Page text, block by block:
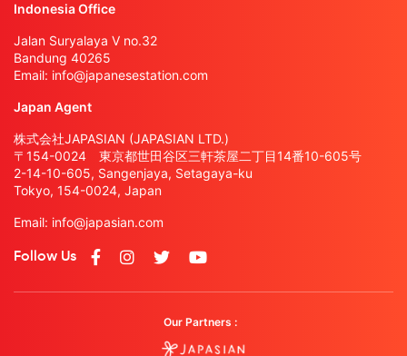
Indonesia Office
Jalan Suryalaya V no.32
Bandung 40265
Email: info@japanesestation.com
Japan Agent
株式会社JAPASIAN (JAPASIAN LTD.)
〒154-0024 東京都世田谷区三軒茶屋二丁目14番10-605号
2-14-10-605, Sangenjaya, Setagaya-ku
Tokyo, 154-0024, Japan
Email: info@japasian.com
Follow Us
Our Partners :